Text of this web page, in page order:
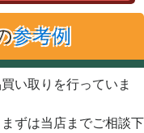
参考例
い取りを行っていま
ずは当店までご相談下